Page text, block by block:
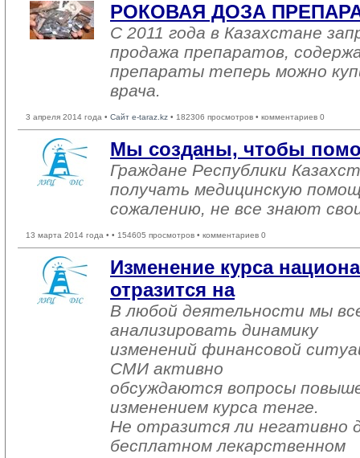
РОКОВАЯ ДОЗА
С 2011 года в Казахстане
продажа препаратов,
препараты теперь можно
врача.
3 апреля 2014 года • Сайт e-taraz.kz • 182306 просмотров • комментариев 0
Мы созданы, чтобы
Граждане Республики
получать медицинскую
сожалению, не все знают
13 марта 2014 года • • 154605 просмотров • комментариев 0
Изменение курса
отразится на
В любой деятельности мы
анализировать динамику
изменений финансовой
СМИ активно
обсуждаются вопросы
изменением курса тенге.
Не отразится ли негативно
бесплатном лекарственном